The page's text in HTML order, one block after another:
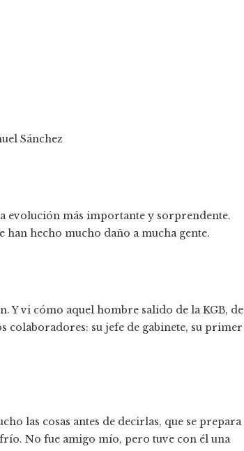
Sánchez
evolución más importante y sorprendente.
hecho mucho daño a mucha gente.
Y vi cómo aquel hombre salido de la KGB, de
colaboradores: su jefe de gabinete, su primer
las cosas antes de decirlas, que se prepara
frío. No fue amigo mío, pero tuve con él una